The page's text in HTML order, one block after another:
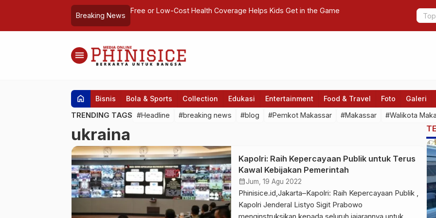
Breaking News
Free or Low-Cost Health Coverage Helps Kids Get in the Game BPS: Laju
menu
home Bisnis Bola & Sports Collection Edukasi Entertainment Food & Travel Foto Galeri
TRENDING TAGS #Headline #breaking news #blog #Pemkot Makassar #Makassar #Walikota
ukraina
Kapolri: Raih Kepercayaan Publik untuk Terus
Kawal Kebijakan Pemerintah
calendar_monthJum, 19 Agu 2022
Phinisice.id,Jakarta–Kapolri: Raih Kepercayaan Publik ,
Kapolri Jenderal Listyo Sigit Prabowo